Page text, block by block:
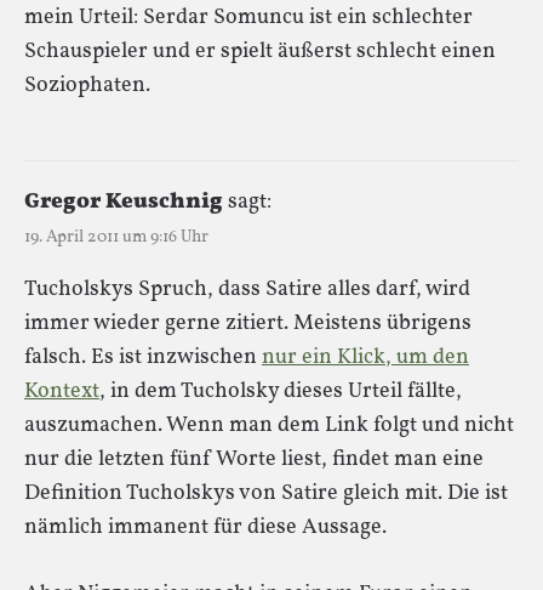
mein Urteil: Serdar Somuncu ist ein schlechter
Schauspieler und er spielt äußerst schlecht einen
Soziophaten.
Gregor Keuschnigsagt:
19. April 2011 um 9:16 Uhr
Tucholskys Spruch, dass Satire alles darf, wird
immer wieder gerne zitiert. Meistens übrigens
falsch. Es ist inzwischen nur ein Klick, um den
Kontext, in dem Tucholsky dieses Urteil fällte,
auszumachen. Wenn man dem Link folgt und nicht
nur die letzten fünf Worte liest, findet man eine
Definition Tucholskys von Satire gleich mit. Die ist
nämlich immanent für diese Aussage.